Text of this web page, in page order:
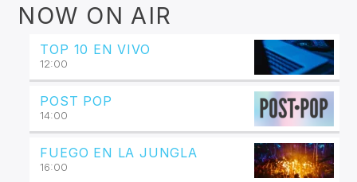
NOW ON AIR
TOP 10 EN VIVO
12:00
POST POP
14:00
FUEGO EN LA JUNGLA
16:00